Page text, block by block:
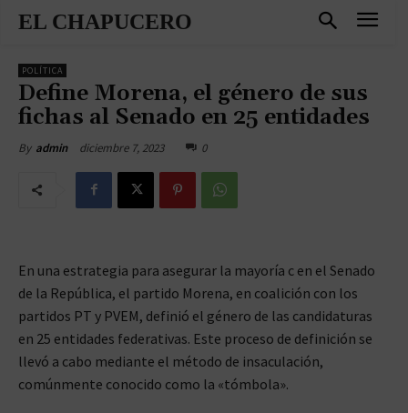
EL CHAPUCERO
POLÍTICA
Define Morena, el género de sus
fichas al Senado en 25 entidades
By admin diciembre 7, 2023 0
En una estrategia para asegurar la mayoría c en el Senado
de la República, el partido Morena, en coalición con los
partidos PT y PVEM, definió el género de las candidaturas
en 25 entidades federativas. Este proceso de definición se
llevó a cabo mediante el método de insaculación,
comúnmente conocido como la «tómbola».